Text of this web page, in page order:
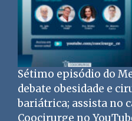
Sétimo episódio do
debate obesidade e
bariátrica; assista no
Coocirurge no